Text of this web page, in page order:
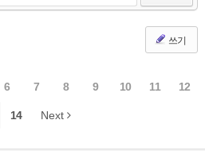
쓰기
6 7 8 9 10 11 12
14 Next